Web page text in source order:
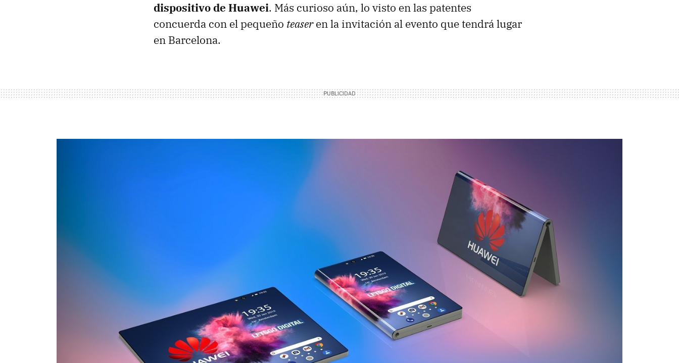
dispositivo de Huawei. Más curioso aún, lo visto en las patentes
concuerda con el pequeño teaseren la invitación al evento que tendrá lugar
en Barcelona.